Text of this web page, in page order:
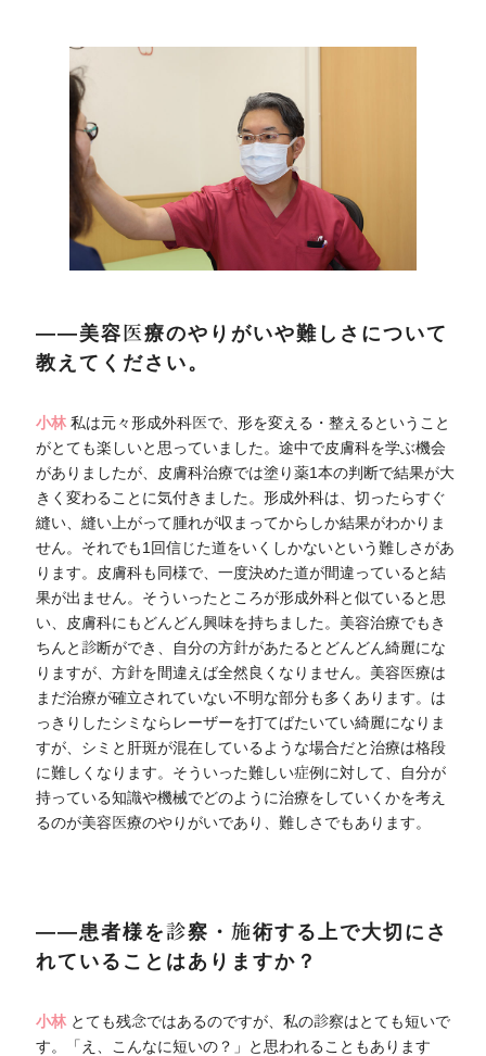
――美容医療のやりがいや難しさについて
教えてください。
小林私は元々形成外科医で、形を変える・整えるということ
がとても楽しいと思っていました。途中で皮膚科を学ぶ機会
がありましたが、皮膚科治療では塗り薬1本の判断で結果が大
きく変わることに気付きました。形成外科は、切ったらすぐ
縫い、縫い上がって腫れが収まってからしか結果がわかりま
せん。それでも1回信じた道をいくしかないという難しさがあ
ります。皮膚科も同様で、一度決めた道が間違っていると結
果が出ません。そういったところが形成外科と似ていると思
い、皮膚科にもどんどん興味を持ちました。美容治療でもき
ちんと診断ができ、自分の方針があたるとどんどん綺麗にな
りますが、方針を間違えば全然良くなりません。美容医療は
まだ治療が確立されていない不明な部分も多くあります。は
っきりしたシミならレーザーを打てばたいてい綺麗になりま
すが、シミと肝斑が混在しているような場合だと治療は格段
に難しくなります。そういった難しい症例に対して、自分が
持っている知識や機械でどのように治療をしていくかを考え
るのが美容医療のやりがいであり、難しさでもあります。
――患者様を診察・施術する上で大切にさ
れていることはありますか？
小林 とても残念ではあるのですが、私の診察はとても短いで
す。「え、こんなに短いの？」と思われることもあります